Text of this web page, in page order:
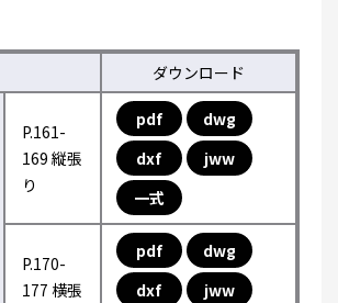
ダウンロード
P.161-
169 縦張
り
pdf
dwg
dxf
jww
一式
P.170-
177 横張
pdf
dwg
dxf
jww